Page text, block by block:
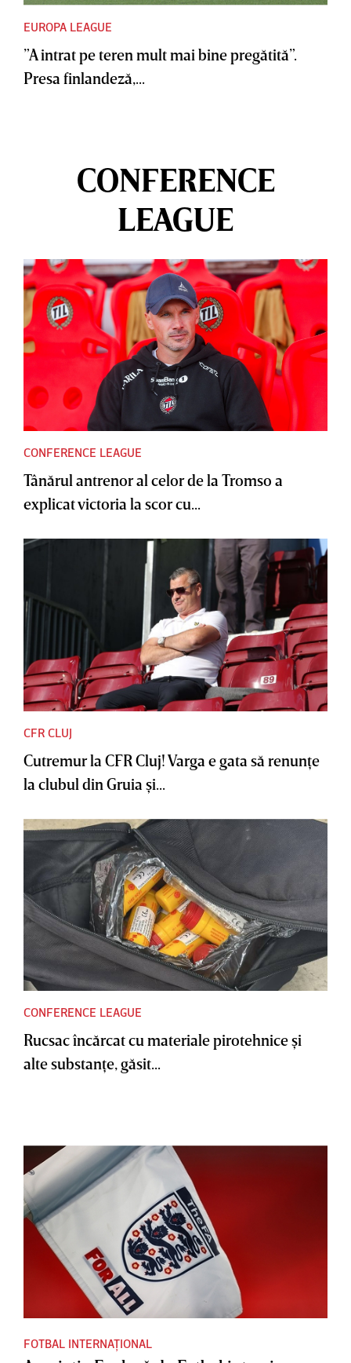
EUROPA LEAGUE
”A intrat pe teren mult mai bine pregătită”.
Presa finlandeză,...
CONFERENCE
LEAGUE
CONFERENCE LEAGUE
Tânărul antrenor al celor de la Tromso a
explicat victoria la scor cu...
CFR CLUJ
Cutremur la CFR Cluj! Varga e gata să renunţe
la clubul din Gruia şi...
CONFERENCE LEAGUE
Rucsac încărcat cu materiale pirotehnice şi
alte substanţe, găsit...
FOTBAL INTERNAȚIONAL